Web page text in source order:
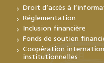
Droit d’accès à
Réglementation
Inclusion financière
Fonds de soutien
Coopération
institutionnelles